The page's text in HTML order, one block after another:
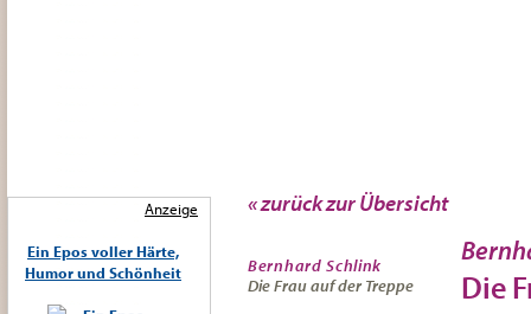
« zurück zur Übersicht
Bernhard Schlink
Die Frau auf der Treppe
Die
Anzeige
Ein Epos voller Härte,
Humor und Schönheit